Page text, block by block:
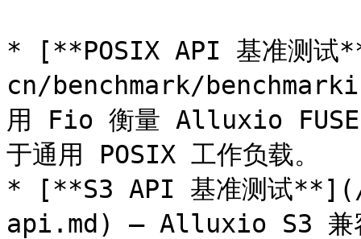
* [**POSIX API 基准测
cn/benchmark/
用 Fio 衡量 Alluxio FUSE
于通用 POSIX 工作负载。
* [**S3 API 基准测试
api.md) — Alluxio S3 兼容